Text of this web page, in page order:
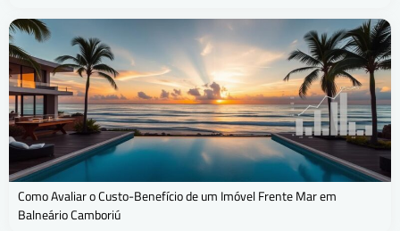
Como Avaliar o Custo-Benefício de um Imóvel Frente Mar em
Balneário Camboriú